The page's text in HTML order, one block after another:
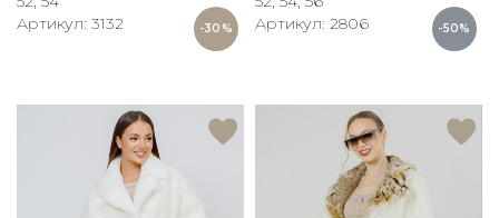
-30%
Артикул: 3132
-50%
Артикул: 2806